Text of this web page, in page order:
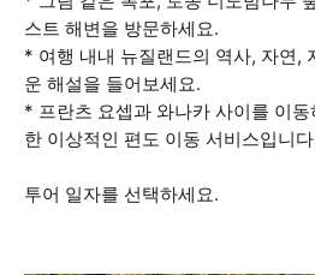
스트 해변을 방문하세요.
* 여행 내내 뉴질랜드의 역사, 자연,
운 해설을 들어보세요.
* 프란츠 요셉과 와나카 사이를 이
한 이상적인 편도 이동 서비스입니
투어 일자를 선택하세요.